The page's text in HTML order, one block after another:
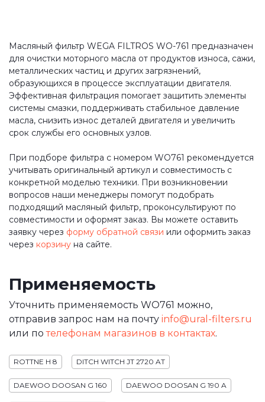
Масляный фильтр WEGA FILTROS WO-761 предназначен
для очистки моторного масла от продуктов износа, сажи,
металлических частиц и других загрязнений,
образующихся в процессе эксплуатации двигателя.
Эффективная фильтрация помогает защитить элементы
системы смазки, поддерживать стабильное давление
масла, снизить износ деталей двигателя и увеличить
срок службы его основных узлов.
При подборе фильтра с номером WO761 рекомендуется
учитывать оригинальный артикул и совместимость с
конкретной моделью техники. При возникновении
вопросов наши менеджеры помогут подобрать
подходящий масляный фильтр, проконсультируют по
совместимости и оформят заказ. Вы можете оставить
заявку через форму обратной связи или оформить заказ
через корзину на сайте.
Применяемость
Уточнить применяемость WO761 можно,
отправив запрос нам на почту info@ural-filters.ru
или потелефонам магазинов в контактах.
ROTTNE H 8 DITCH WITCH JT 2720 AT
DAEWOO DOOSAN G 160 DAEWOO DOOSAN G 190 A